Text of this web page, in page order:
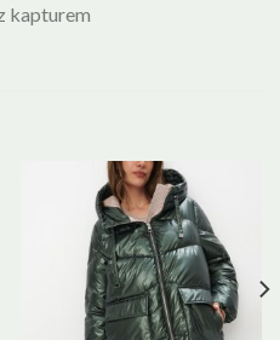
kapturem